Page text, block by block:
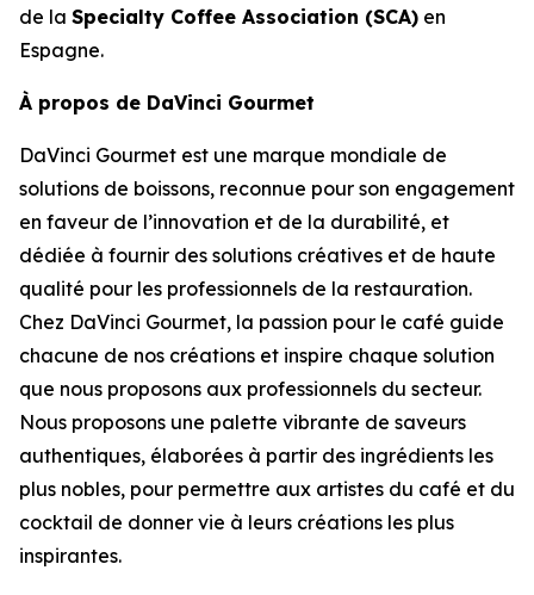
de la Specialty Coffee Association (SCA) en
Espagne.
À propos de DaVinci Gourmet
DaVinci Gourmet est une marque mondiale de
solutions de boissons, reconnue pour son engagement
en faveur de l’innovation et de la durabilité, et
dédiée à fournir des solutions créatives et de haute
qualité pour les professionnels de la restauration.
Chez DaVinci Gourmet, la passion pour le café guide
chacune de nos créations et inspire chaque solution
que nous proposons aux professionnels du secteur.
Nous proposons une palette vibrante de saveurs
authentiques, élaborées à partir des ingrédients les
plus nobles, pour permettre aux artistes du café et du
cocktail de donner vie à leurs créations les plus
inspirantes.